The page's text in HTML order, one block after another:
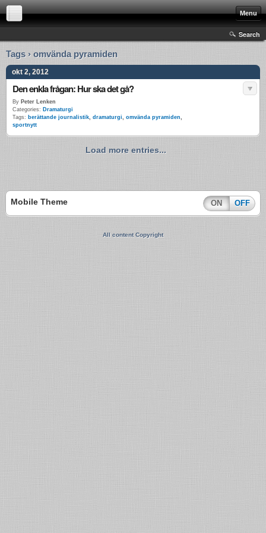
Menu
Search
Tags › omvända pyramiden
okt 2, 2012
Den enkla frågan: Hur ska det gå?
By Peter Lenken
Categories: Dramaturgi
Tags: berättande journalistik, dramaturgi, omvända pyramiden,
sportnytt
Load more entries...
Mobile Theme ON OFF
All content Copyright